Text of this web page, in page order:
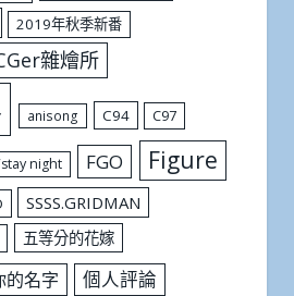
2019年秋季新番
雜燴所
anisong C94 C97
night FGO Figure
SSSS.GRIDMAN
五等分的花嫁
的名字 個人評論